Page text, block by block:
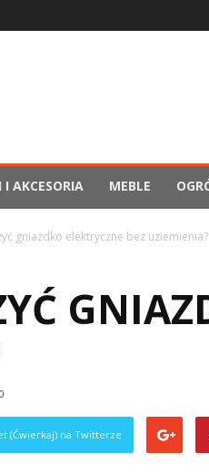
AKCESORIA MEBLE
gniazdko elektryczne bez uziemienia?
0
(Ćwierkaj) na Twitterze